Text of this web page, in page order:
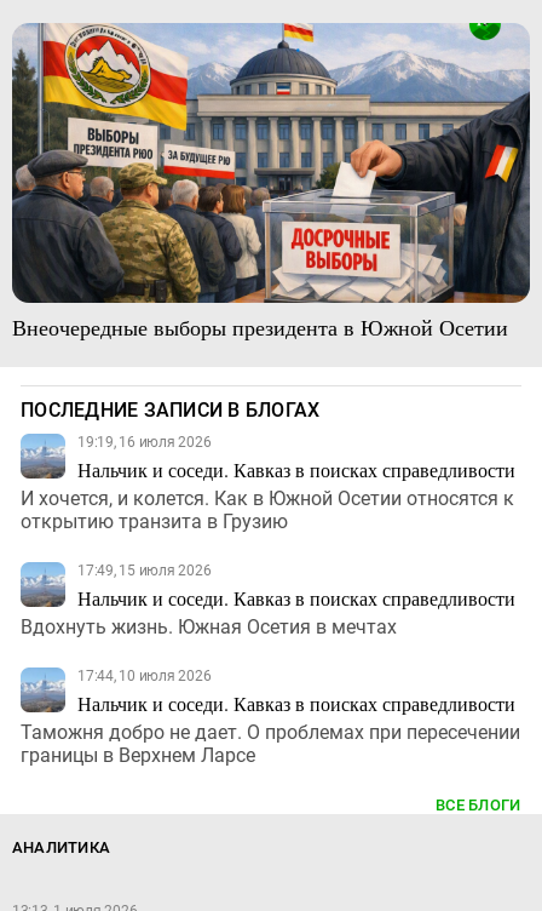
Внеочередные выборы президента в Южной Осетии
ПОСЛЕДНИЕ ЗАПИСИ В БЛОГАХ
19:19, 16 июля 2026
Нальчик и соседи. Кавказ в поисках справедливости
И хочется, и колется. Как в Южной Осетии относятся к
открытию транзита в Грузию
17:49, 15 июля 2026
Нальчик и соседи. Кавказ в поисках справедливости
Вдохнуть жизнь. Южная Осетия в мечтах
17:44, 10 июля 2026
Нальчик и соседи. Кавказ в поисках справедливости
Таможня добро не дает. О проблемах при пересечении
границы в Верхнем Ларсе
ВСЕ БЛОГИ
АНАЛИТИКА